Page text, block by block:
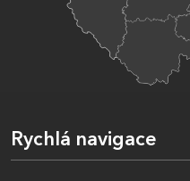
Rychlá navigace